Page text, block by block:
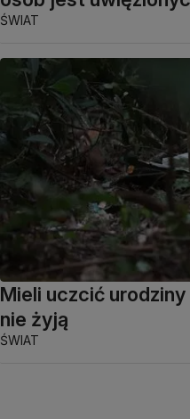
ŚWIAT
Mieli uczcić
nie żyją
ŚWIAT